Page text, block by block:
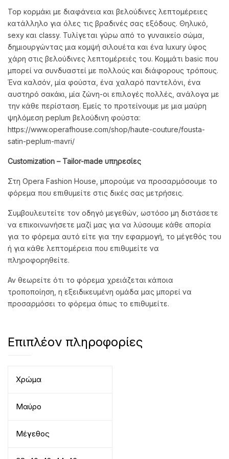
Top κορμάκι με διαφάνεια και βελούδινες λεπτομέρειες
κατάλληλο για όλες τις βραδινές σας εξόδους. Θηλυκό,
sexy και classy. Τυλίγεται γύρω από το γυναικείο σώμα,
δημιουργώντας μια κομψή σιλουέτα και ένα luxury ύφος
χάρη στις βελούδινες λεπτομέρειές του. Κομμάτι basic που
μπορεί να συνδυαστεί με πολλούς και διάφορους τρόπους.
Ένα καλσόν, μία φούστα, ένα χαλαρό παντελόνι, ένα
αυστηρό σακάκι, μία ζώνη-οι επιλογές πολλές, ανάλογα με
την κάθε περίσταση. Εμείς το προτείνουμε με μια μαύρη
ψηλόμεση peplum βελούδινη φούστα:
https://www.operafhouse.com/shop/haute-couture/fousta-
satin-peplum-mavri/
Customization – Tailor-made υπηρεσίες
Στη Opera Fashion House, μπορούμε να προσαρμόσουμε το
φόρεμα που επιθυμείτε στις δικές σας μετρήσεις.
Συμβουλευτείτε τον οδηγό μεγεθών, ωστόσο μη διστάσετε
να επικοινωνήσετε μαζί μας για να λύσουμε κάθε απορία
για το φόρεμα αυτό είτε για την εφαρμογή, το μέγεθός του
ή για κάθε λεπτομέρεια που επιθυμείτε να
πληροφορηθείτε.
Αν θεωρείτε ότι το φόρεμα χρειάζεται κάποια
τροποποίηση, η εξειδικευμένη ομάδα μας μπορεί να
προσαρμόσει το φόρεμα όπως το επιθυμείτε.
Επιπλέον πληροφορίες
Χρώμα
Μαύρο
Μέγεθος